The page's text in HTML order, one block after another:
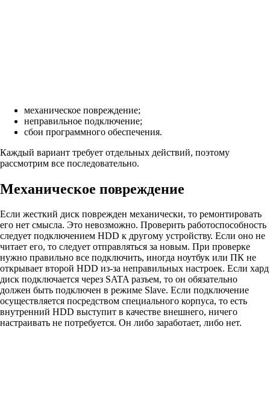
механическое повреждение;
неправильное подключение;
сбои программного обеспечения.
Каждый вариант требует отдельных действий, поэтому
рассмотрим все последовательно.
Механическое повреждение
Если жесткий диск поврежден механически, то ремонтировать
его нет смысла. Это невозможно. Проверить работоспособность
следует подключением HDD к другому устройству. Если оно не
читает его, то следует отправляться за новым. При проверке
нужно правильно все подключить, иногда ноутбук или ПК не
открывает второй HDD из-за неправильных настроек. Если хард
диск подключается через SATA разъем, то он обязательно
должен быть подключен в режиме Slave. Если подключение
осуществляется посредством специального корпуса, то есть
внутренний HDD выступит в качестве внешнего, ничего
настраивать не потребуется. Он либо заработает, либо нет.